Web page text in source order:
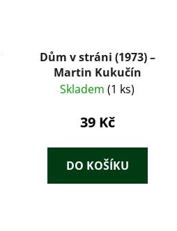
Dům v stráni (1973) –
Martin Kukučín
Skladem (1 ks)
39 Kč
DO KOŠÍKU